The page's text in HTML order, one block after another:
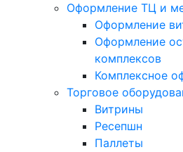
Оформление ТЦ и
Оформление
Оформление
комплексов
Комплексное
Торговое
Витрины
Ресепшн
Паллеты